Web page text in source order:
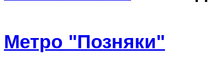
Метро "Позняки"